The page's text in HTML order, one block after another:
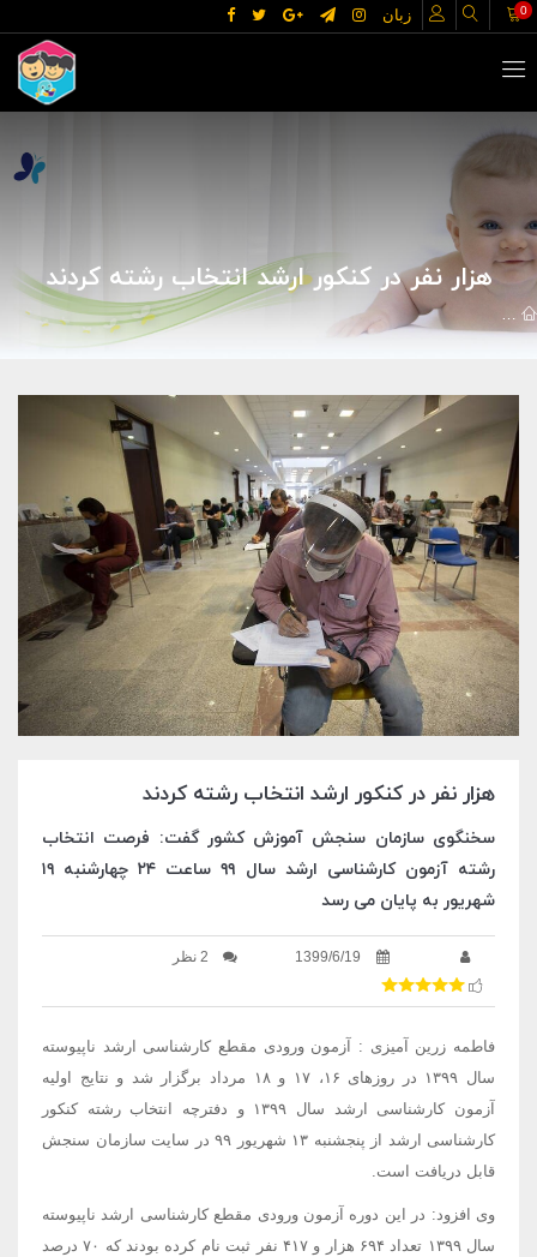
زبان 0
هزار نفر در کنکور ارشد انتخاب رشته کردند
اجتماعی و سبک زندگی هزار نفر در کنکور ارشد انتخاب رشته
هزار نفر در کنکور ارشد انتخاب رشته کردند
سخنگوی سازمان سنجش آموزش کشور گفت: فرصت انتخاب
رشته آزمون کارشناسی ارشد سال ۹۹ ساعت ۲۴ چهارشنبه ۱۹
شهریور به پایان می رسد
1399/6/19 2 نظر
فاطمه زرین آمیزی : آزمون ورودی مقطع کارشناسی ارشد ناپیوسته
سال ۱۳۹۹ در روزهای ۱۶، ۱۷ و ۱۸ مرداد برگزار شد و نتایج اولیه
آزمون کارشناسی ارشد سال ۱۳۹۹ و دفترچه انتخاب رشته کنکور
کارشناسی ارشد از پنجشنبه ۱۳ شهریور ۹۹ در سایت سازمان سنجش
قابل دریافت است.
وی افزود: در این دوره آزمون ورودی مقطع کارشناسی ارشد ناپیوسته
سال ۱۳۹۹ تعداد ۶۹۴ هزار و ۴۱۷ نفر ثبت نام کرده بودند که ۷۰ درصد